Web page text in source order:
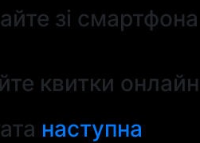
зі смартфона
квитки онлайн
наступна